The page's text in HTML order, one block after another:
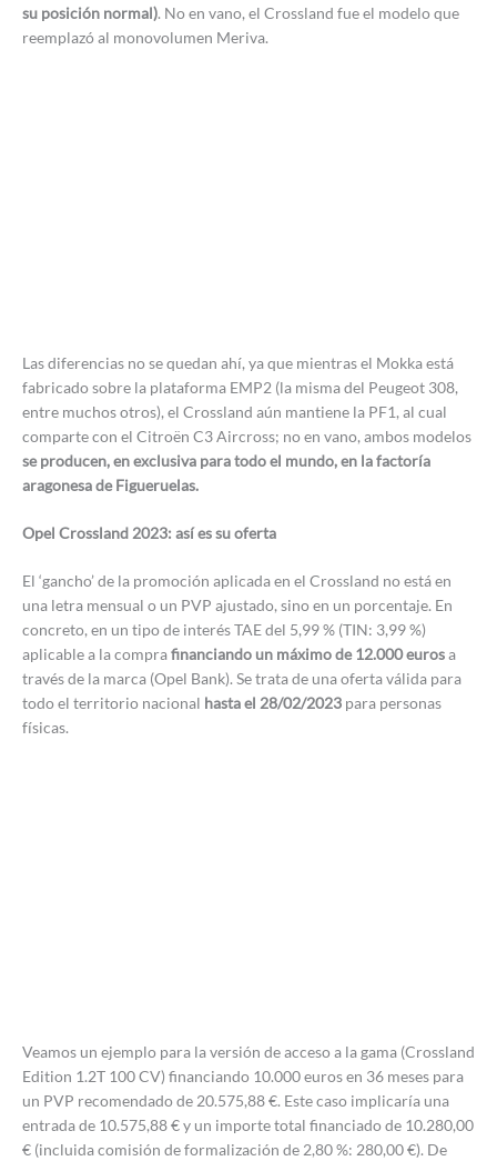
su posición normal). No en vano, el Crossland fue el modelo que
reemplazó al monovolumen Meriva.
Las diferencias no se quedan ahí, ya que mientras el Mokka está
fabricado sobre la plataforma EMP2 (la misma del Peugeot 308,
entre muchos otros), el Crossland aún mantiene la PF1, al cual
comparte con el Citroën C3 Aircross; no en vano, ambos modelos
se producen, en exclusiva para todo el mundo, en la factoría
aragonesa de Figueruelas.
Opel Crossland 2023: así es su oferta
El ‘gancho’ de la promoción aplicada en el Crossland no está en
una letra mensual o un PVP ajustado, sino en un porcentaje. En
concreto, en un tipo de interés TAE del 5,99 % (TIN: 3,99 %)
aplicable a la comprafinanciando un máximo de 12.000 eurosa
través de la marca (Opel Bank). Se trata de una oferta válida para
todo el territorio nacional hasta el 28/02/2023 para personas
físicas.
Veamos un ejemplo para la versión de acceso a la gama (Crossland
Edition 1.2T 100 CV) financiando 10.000 euros en 36 meses para
un PVP recomendado de 20.575,88 €. Este caso implicaría una
entrada de 10.575,88 € y un importe total financiado de 10.280,00
€ (incluida comisión de formalización de 2,80 %: 280,00 €). De